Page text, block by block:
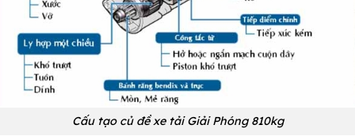
Cấu tạo củ đề xe tải Giải Phóng 810kg